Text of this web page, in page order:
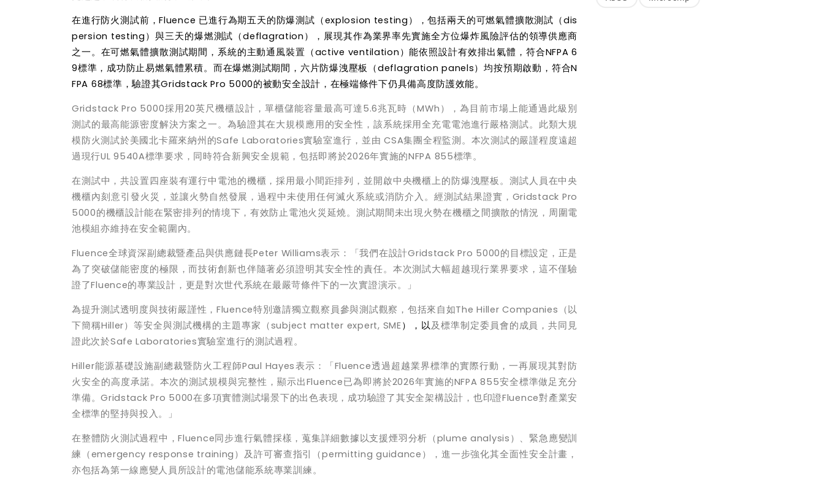
在進行防火測試前，Fluence 已進行為期五天的防爆測試（explosion testing ），包括兩天的可燃氣體擴散測試（dis
persion testing ）與三天的爆燃測試（deflagration ），展現其作為業界率先實施全方位爆炸風險評估的領導供應商
之一。在可燃氣體擴散測試期間，系統的主動通風裝置（active ventilation ）能依照設計有效排出氣體，符合NFPA 6
9標準，成功防止易燃氣體累積。而在爆燃測試期間，六片防爆洩壓板（deflagration panels）均按預期啟動，符合N
FPA 68標準，驗證其Gridstack Pro 5000的被動安全設計，在極端條件下仍具備高度防護效能。
Gridstack Pro 5000採用20英尺機櫃設計，單櫃儲能容量最高可達5.6兆瓦時（MWh ），為目前市場上能通過此級別
測試的最高能源密度解決方案之一。為驗證其在大規模應用的安全性，該系統採用全充電電池進行嚴格測試。此類大規
模防火測試於美國北卡羅來納州的Safe Laboratories實驗室進行，並由 CSA集團全程監測。本次測試的嚴謹程度遠超
過現行UL 9540A標準要求，同時符合新興安全規範，包括即將於2026年實施的NFPA 855標準。
在測試中，共設置四座裝有運行中電池的機櫃，採用最小間距排列，並開啟中央機櫃上的防爆洩壓板。測試人員在中央
機櫃內刻意引發火災，並讓火勢自然發展，過程中未使用任何滅火系統或消防介入。經測試結果證實， Gridstack Pro
5000的機櫃設計能在緊密排列的情境下，有效防止電池火災延燒。測試期間未出現火勢在機櫃之間擴散的情況，周圍電
池模組亦維持在安全範圍內。
Fluence全球資深副總裁暨產品與供應鏈長Peter Williams表示：「我們在設計Gridstack Pro 5000的目標設定，正是
為了突破儲能密度的極限，而技術創新也伴隨著必須證明其安全性的責任。本次測試大幅超越現行業界要求，這不僅驗
證了Fluence的專業設計，更是對次世代系統在最嚴苛條件下的一次實證演示。」
為提升測試透明度與技術嚴謹性，Fluence特別邀請獨立觀察員參與測試觀察，包括來自如The Hiller Companies （以
下簡稱Hiller）等安全與測試機構的主題專家（subject matter expert, SME），以及標準制定委員會的成員，共同見
證此次於Safe Laboratories實驗室進行的測試過程。
Hiller能源基礎設施副總裁暨防火工程師Paul Hayes表示：「Fluence透過超越業界標準的實際行動，一再展現其對防
火安全的高度承諾。本次的測試規模與完整性，顯示出Fluence已為即將於2026年實施的NFPA 855安全標準做足充分
準備。Gridstack Pro 5000在多項實體測試場景下的出色表現，成功驗證了其安全架構設計，也印證Fluence對產業安
全標準的堅持與投入。」
在整體防火測試過程中，Fluence同步進行氣體採樣，蒐集詳細數據以支援煙羽分析（plume analysis ）、緊急應變訓
練（emergency response training ）及許可審查指引（permitting guidance ），進一步強化其全面性安全計畫，
亦包括為第一線應變人員所設計的電池儲能系統專業訓練。